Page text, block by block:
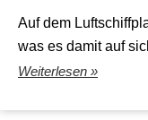
Auf dem
was es damit auf
Weiterlesen »